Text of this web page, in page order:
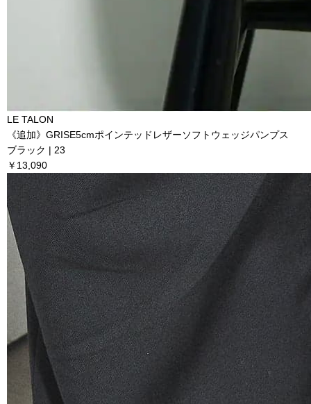
LE TALON
《追加》GRISE5cmポインテッドレザーソフトウェッジパンプス
ブラック | 23
￥13,090